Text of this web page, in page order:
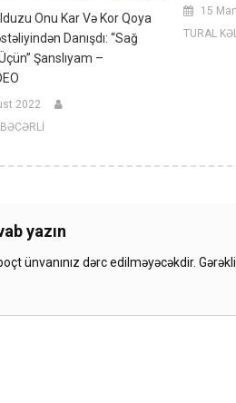
Onu Kar Və Kor Qoya
Danışdı: “Sağ
Şanslıyam –
2022
15
TURAL
yazın
ünvanınız dərc edilməyəcəkdir.